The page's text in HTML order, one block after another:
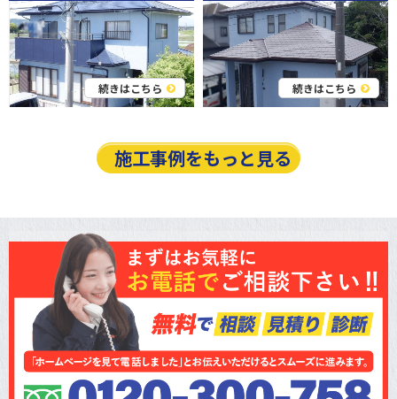
続きはこちら 続きはこちら
施工事例をもっと見る